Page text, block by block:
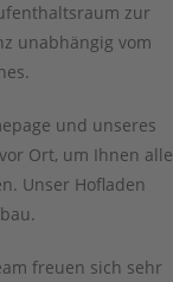
zur
unabhängig vom
und unseres
Ort, um Ihnen alle
Unser Hofladen
freuen sich sehr